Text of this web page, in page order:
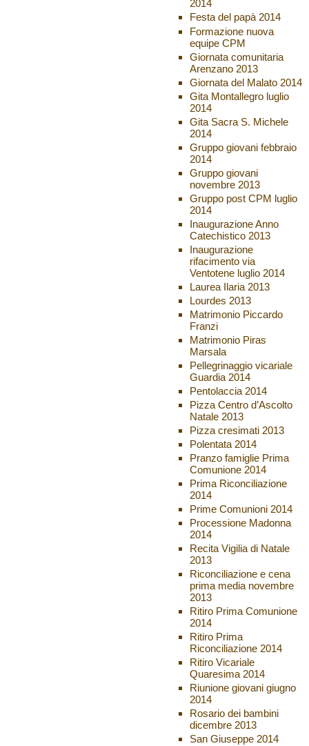
2014
Festa del papà 2014
Formazione nuova
equipe CPM
Giornata comunitaria
Arenzano 2013
Giornata del Malato 2014
Gita Montallegro luglio
2014
Gita Sacra S. Michele
2014
Gruppo giovani febbraio
2014
Gruppo giovani
novembre 2013
Gruppo post CPM luglio
2014
Inaugurazione Anno
Catechistico 2013
Inaugurazione
rifacimento via
Ventotene luglio 2014
Laurea Ilaria 2013
Lourdes 2013
Matrimonio Piccardo
Franzi
Matrimonio Piras
Marsala
Pellegrinaggio vicariale
Guardia 2014
Pentolaccia 2014
Pizza Centro d’Ascolto
Natale 2013
Pizza cresimati 2013
Polentata 2014
Pranzo famiglie Prima
Comunione 2014
Prima Riconciliazione
2014
Prime Comunioni 2014
Processione Madonna
2014
Recita Vigilia di Natale
2013
Riconciliazione e cena
prima media novembre
2013
Ritiro Prima Comunione
2014
Ritiro Prima
Riconciliazione 2014
Ritiro Vicariale
Quaresima 2014
Riunione giovani giugno
2014
Rosario dei bambini
dicembre 2013
San Giuseppe 2014